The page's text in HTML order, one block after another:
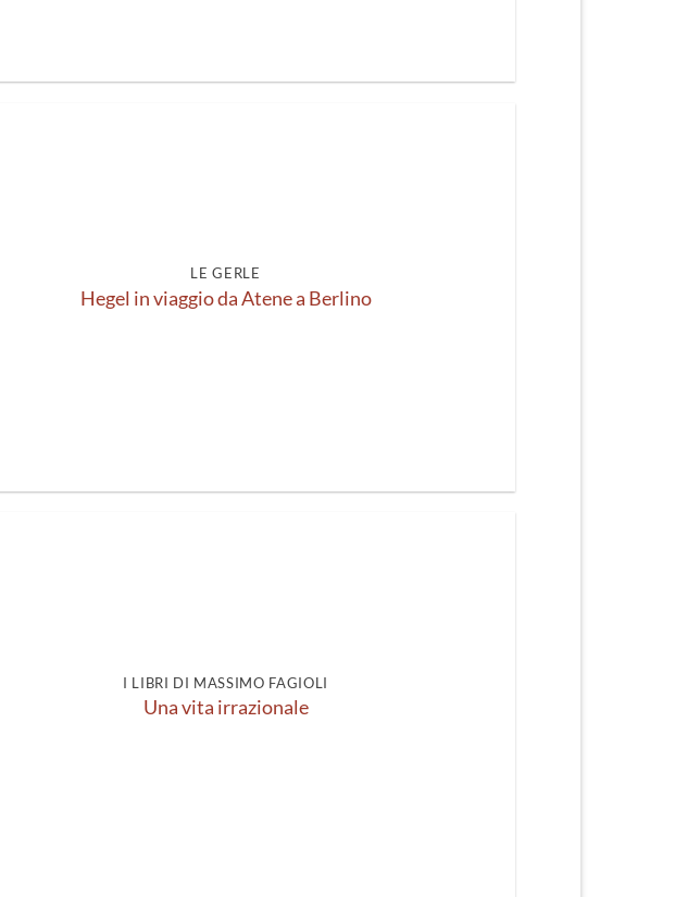
LE GERLE
Hegel in viaggio da Atene a Berlino
I LIBRI DI MASSIMO FAGIOLI
Una vita irrazionale